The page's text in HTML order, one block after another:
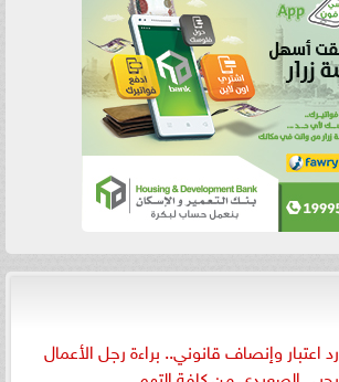
رد اعتبار وإنصاف قانوني.. براءة رجل الأعمال